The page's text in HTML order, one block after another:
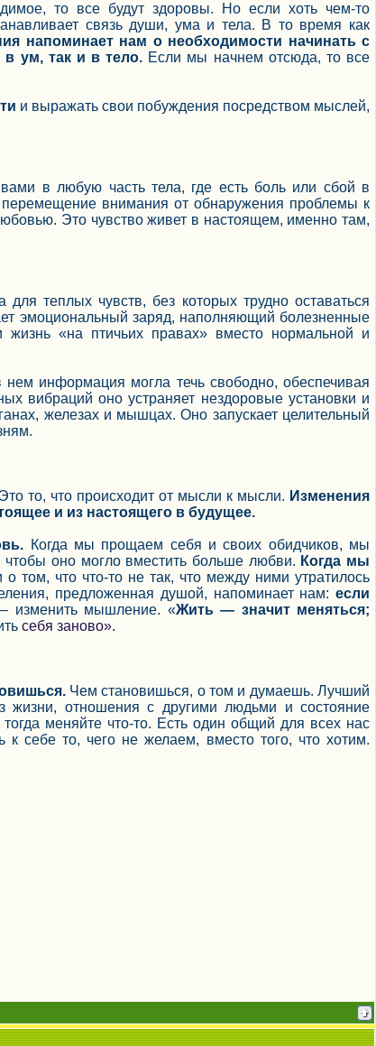
то все будут здоровы. Но если хоть чем-то
связь души, ума и тела. В то время как
напоминает нам о необходимости начинать с
ум, так и в тело. Если мы начнем отсюда, то все
и выражать свои побуждения посредством мыслей,
в любую часть тела, где есть боль или сбой в
внимания от обнаружения проблемы к
Это чувство живет в настоящем, именно там,
теплых чувств, без которых трудно оставаться
эмоциональный заряд, наполняющий болезненные
«на птичьих правах» вместо нормальной и
информация могла течь свободно, обеспечивая
вибраций оно устраняет нездоровые установки и
железах и мышцах. Оно запускает целительный
то, что происходит от мысли к мысли. Изменения
и из настоящего в будущее.
Когда мы прощаем себя и своих обидчиков, мы
оно могло вместить больше любви. Когда мы
том, что что-то не так, что между ними утратилось
предложенная душой, напоминает нам: если
изменить мышление. «Жить — значит меняться;
себя заново».
Чем становишься, о том и думаешь. Лучший
отношения с другими людьми и состояние
меняйте что-то. Есть один общий для всех нас
себе то, чего не желаем, вместо того, что хотим.